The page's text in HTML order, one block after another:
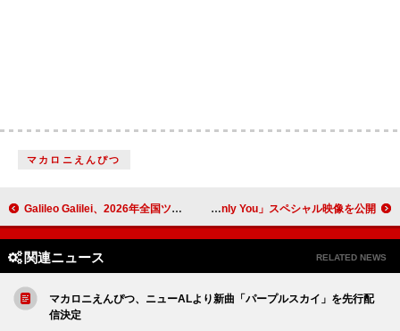
マカロニえんぴつ
Galileo Galilei、2026年全国ツアー開催を発表 MAZZEL、ツアー【Royal Straight Flush】映像作品化 新曲「Only You」スペシャル映像を公開
関連ニュース RELATED NEWS
マカロニえんぴつ、ニューALより新曲「パープルスカイ」を先行配
信決定